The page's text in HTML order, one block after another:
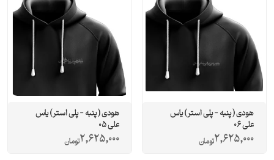
هودی ( پنبه - پلی استر ) یاس
علی 06
2,625,000تومان
هودی ( پنبه - پلی استر ) یاس
علی 05
2,625,000تومان